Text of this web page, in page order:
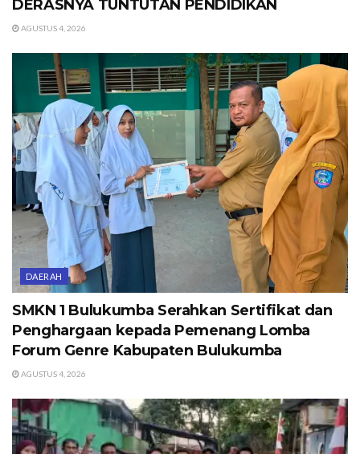
DERASNYA TUNTUTAN PENDIDIKAN
AGUSTUS 4, 2026
DAERAH
SMKN 1 Bulukumba Serahkan Sertifikat dan
Penghargaan kepada Pemenang Lomba
Forum Genre Kabupaten Bulukumba
AGUSTUS 4, 2026